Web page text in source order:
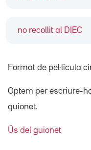
no recollit al DIEC
Format de pel·lícula
Optem per escriure-
guionet.
Ús del guionet